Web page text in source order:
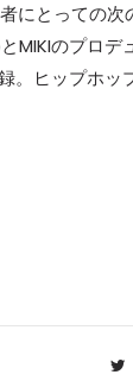
にとっての
MIKIのプロデ
。ヒップホ